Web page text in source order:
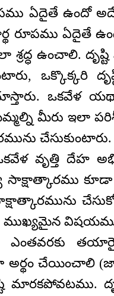
ఏదైతే ఉందో
ఏదైతే
శ్రద్ధ ఉంచాలి.
ఒక్కొక్కరి
ఒకవేళ
మీరు ఇలా
వృత్తి దేహ
కూడా
ముఖ్యమైన
అర్థం చేయించాలి
మారకపోవటము.